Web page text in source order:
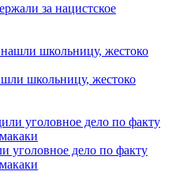
за нацистское
школьницу, жестоко
уголовное дело по факту